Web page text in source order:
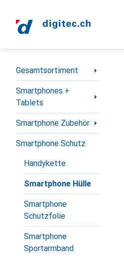
Navigation nach Kategorien
Gesamtsortiment
Smartphones +
Tablets
Smartphone Zubehör
Smartphone Schutz
Handykette
Smartphone Hülle
Smartphone
Schutzfolie
Smartphone
Sportarmband